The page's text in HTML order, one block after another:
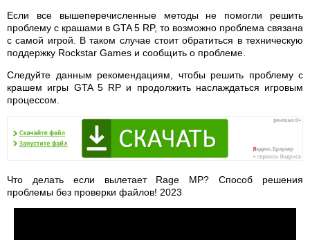
Если все вышеперечисленные методы не помогли решить
проблему с крашами в GTA 5 RP, то возможно проблема связана
с самой игрой. В таком случае стоит обратиться в техническую
поддержку Rockstar Games и сообщить о проблеме.
Следуйте данным рекомендациям, чтобы решить проблему с
крашем игры GTA 5 RP и продолжить наслаждаться игровым
процессом.
Что делать если вылетает Rage MP? Способ решения
проблемы без проверки файлов! 2023